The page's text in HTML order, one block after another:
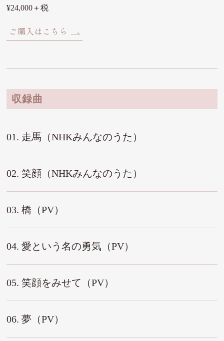
¥24,000＋税
ご購入はこちら
収録曲
01. 走馬（NHKみんなのうた）
02. 笑顔（NHKみんなのうた）
03. 橋（PV）
04. 愛という名の勇気（PV）
05. 笑顔をみせて（PV）
06. 夢（PV）